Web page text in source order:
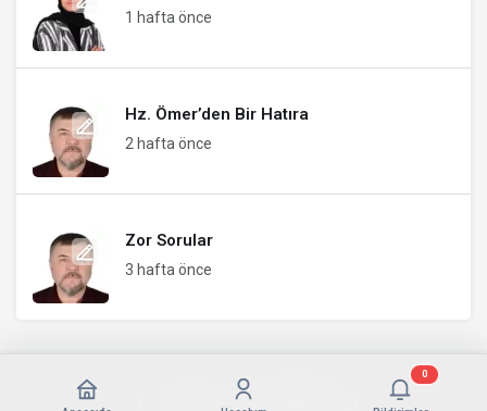
1 hafta önce
Hz. Ömer’den Bir Hatıra
2 hafta önce
Zor Sorular
3 hafta önce
0